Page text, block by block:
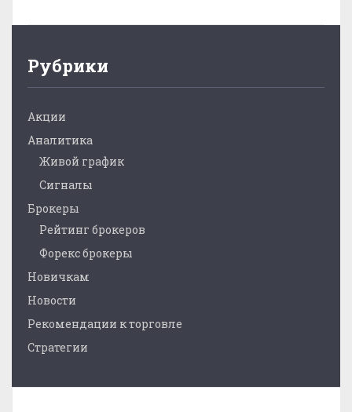
Рубрики
Акции
Аналитика
Живой график
Сигналы
Брокеры
Рейтинг брокеров
Форекс брокеры
Новичкам
Новости
Рекомендации к торговле
Стратегии